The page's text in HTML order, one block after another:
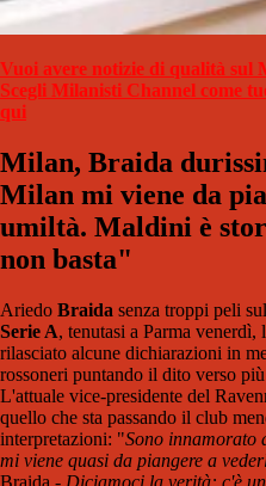
Vuoi avere notizie di qualità sul
Scegli Milanisti Channel come
qui
Milan, Braida
Milan mi viene da
umiltà. Maldini è
non basta"
Ariedo Braida senza troppi peli
Serie A, tenutasi a Parma
rilasciato alcune dichiarazioni in
rossoneri puntando il dito verso
L'attuale vice-presidente del
quello che sta passando il club
interpretazioni: "Sono innamorato
mi viene quasi da piangere a